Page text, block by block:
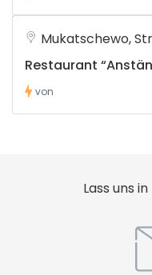
Mukatschewo,
Restaurant
von
Lass uns